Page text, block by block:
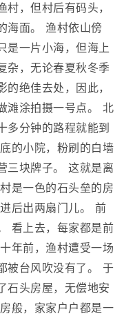
，但村后有码头，
海面。 渔村依山傍
是一片小海，但海上
杂，无论春夏秋冬季
绝佳去处，因此，
滩涂拍摄一号点。 北
多分钟的路程就能到
的小院，粉刷的白墙
三块牌子。 这就是离
是一色的石头垒的房
后出两扇门儿。 前
看上去，每家都是前
年前，渔村遭受一场
被台风吹没有了。 于
石头房屋，无偿地安
般，家家户户都是一